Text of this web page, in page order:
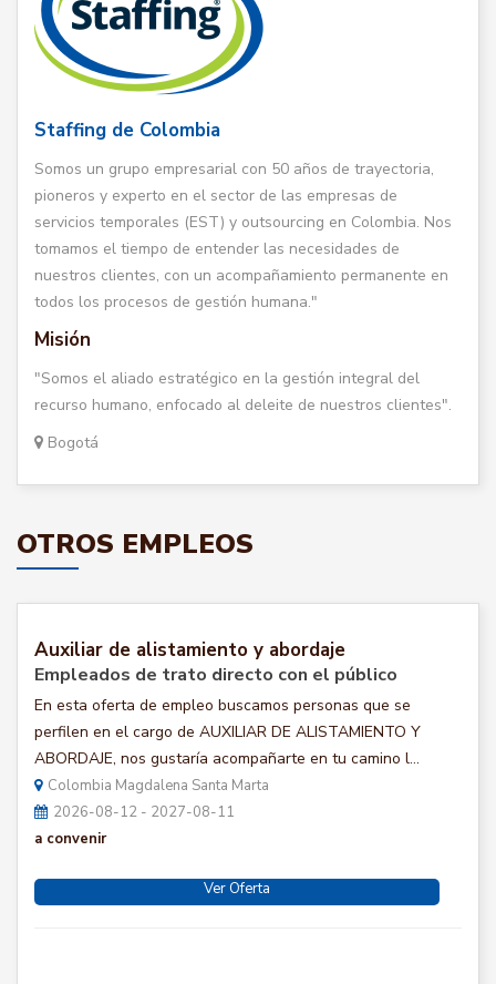
Staffing de Colombia
Somos un grupo empresarial con 50 años de trayectoria,
pioneros y experto en el sector de las empresas de
servicios temporales (EST) y outsourcing en Colombia. Nos
tomamos el tiempo de entender las necesidades de
nuestros clientes, con un acompañamiento permanente en
todos los procesos de gestión humana."
Misión
"Somos el aliado estratégico en la gestión integral del
recurso humano, enfocado al deleite de nuestros clientes".
Bogotá
OTROS EMPLEOS
Auxiliar de alistamiento y abordaje
Empleados de trato directo con el público
En esta oferta de empleo buscamos personas que se
perfilen en el cargo de AUXILIAR DE ALISTAMIENTO Y
ABORDAJE, nos gustaría acompañarte en tu camino l...
Colombia Magdalena Santa Marta
2026-08-12 - 2027-08-11
a convenir
Ver Oferta